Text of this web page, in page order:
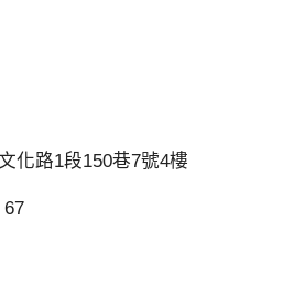
化路1段150巷7號4樓
67